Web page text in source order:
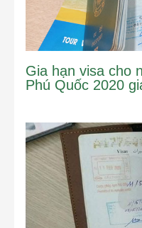
Gia hạn visa cho
Phú Quốc 2020